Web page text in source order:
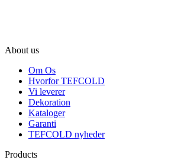
About us
Om Os
Hvorfor TEFCOLD
Vi leverer
Dekoration
Kataloger
Garanti
TEFCOLD nyheder
Products